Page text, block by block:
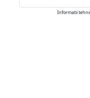
Informatii